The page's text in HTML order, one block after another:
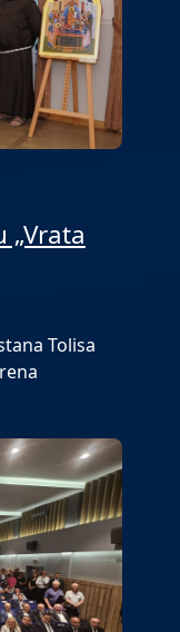
„Vrata
Tolisa